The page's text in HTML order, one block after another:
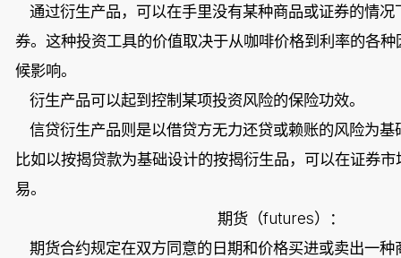
通过衍生产品，可以在手里没有某种商品或证券的情况
券。这种投资工具的价值取决于从咖啡价格到利率的各
候影响。
衍生产品可以起到控制某项投资风险的保险功效。
信贷衍生产品则是以借贷方无力还贷或赖账的风险为基
比如以按揭贷款为基础设计的按揭衍生品，可以在证券
易。
期货（futures）：
期货合约规定在双方同意的日期和价格买进或卖出一种